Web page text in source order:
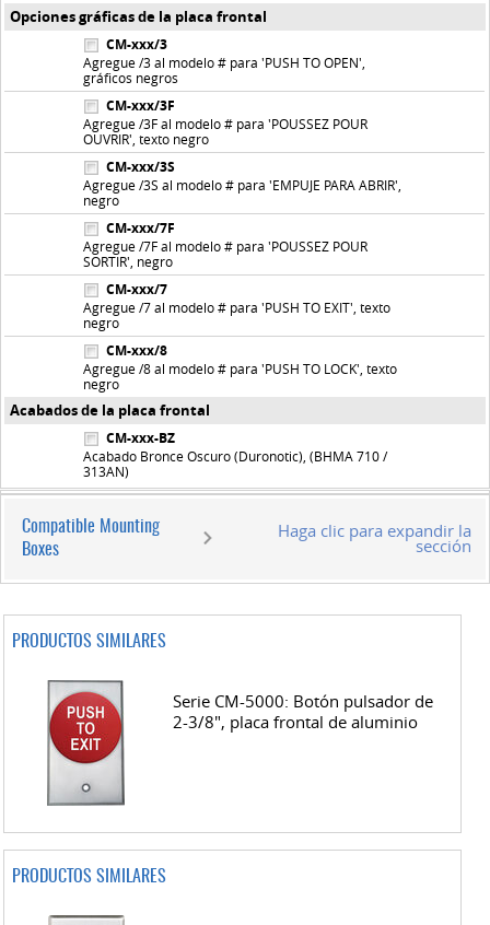
Opciones gráficas de la placa frontal
CM-xxx/3
Agregue /3 al modelo # para 'PUSH TO OPEN',
gráficos negros
CM-xxx/3F
Agregue /3F al modelo # para 'POUSSEZ POUR
OUVRIR', texto negro
CM-xxx/3S
Agregue /3S al modelo # para 'EMPUJE PARA ABRIR',
negro
CM-xxx/7F
Agregue /7F al modelo # para 'POUSSEZ POUR
SORTIR', negro
CM-xxx/7
Agregue /7 al modelo # para 'PUSH TO EXIT', texto
negro
CM-xxx/8
Agregue /8 al modelo # para 'PUSH TO LOCK', texto
negro
Acabados de la placa frontal
CM-xxx-BZ
Acabado Bronce Oscuro (Duronotic), (BHMA 710 /
313AN)
Compatible Mounting
Boxes
Haga clic para expandir la
sección
PRODUCTOS SIMILARES
Serie CM-5000: Botón pulsador de
2-3/8", placa frontal de aluminio
PRODUCTOS SIMILARES